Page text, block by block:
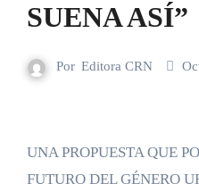
SUENA ASÍ”
Por Editora CRN
UNA PROPUESTA QUE PODRÍA MARCAR EL
FUTURO DEL GÉNERO